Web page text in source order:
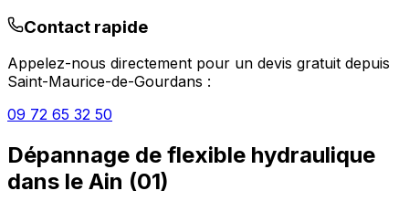
Contact rapide
Appelez-nous directement pour un devis gratuit depuis
Saint-Maurice-de-Gourdans :
09 72 65 32 50
Dépannage de flexible hydraulique
dans le Ain (01)